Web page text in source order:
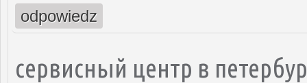
odpowiedz
сервисный центр в